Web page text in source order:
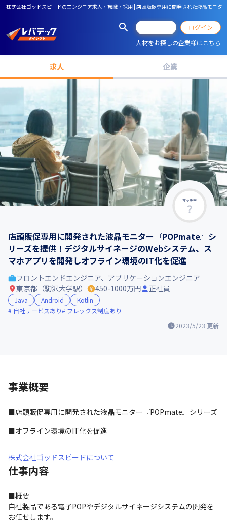
株式会社ゴッドスピードのエンジニア求人・転職・採用 | 店頭販促専用に開発された液晶モニ
ログイン
人材をお探しの企業様はこちら
求人 企業
マッチ率
店頭販促専用に開発された液晶モニター『POPmate』シ
リーズを提供！デジタルサイネージのWebシステム、ス
マホアプリを開発しオフライン環境のIT化を促進
2023/5/23 更新
フロントエンドエンジニア、アプリケーションエンジニア
東京都（駒沢大学駅）
450-1000万円 正社員
Java Android
Kotlin
自社サービスあり
フレックス制度あり
事業概要
■店頭販促専用に開発された液晶モニター『POPmate』シリーズ
■オフライン環境のIT化を促進
株式会社ゴッドスピードについて
仕事内容
■概要
自社製品である電子POPやデジタルサイネージシステムの開発を
お任せします。